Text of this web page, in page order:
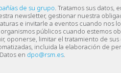
de su grupo. Tratamos sus datos,
newsletter, gestionar nuestra
e invitarle a eventos cuando nos
públicos cuando estemos
oponerse, limitar el tratamiento de sus
incluida la elaboración de
en dpo@rsm.es.